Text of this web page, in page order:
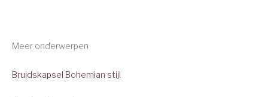
Meer onderwerpen
Bruidskapsel Bohemian stijl